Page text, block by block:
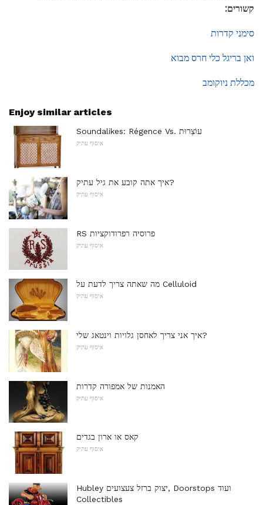
קשורים:
סימני קדרות
ואן בריגל כלי חרס מבוא
מכללת ניוקומב
Enjoy similar articles
Soundalikes: Régence Vs. עוֹצְרוּת
איסוף עתיק
איך אתה קובע את גיל עתיק?
איסוף עתיק
RS פרוסיה רפרודוקציות
איסוף עתיק
מה שאתה צריך לדעת על Celluloid
איסוף עתיק
איך אני צריך לאחסן גלויות וינטאג שלי?
איסוף עתיק
האמנות של אמפורה קדרות
איסוף עתיק
קאס או ארון בגדים
איסוף עתיק
Hubley יצוק ברזל צעצועים, Doorstops ועוד
Collectibles